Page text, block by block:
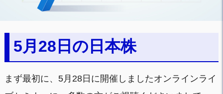
5月28日の日本株
まず最初に、5月28日に開催しましたオンラインライ